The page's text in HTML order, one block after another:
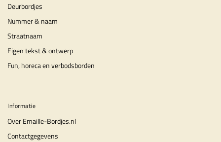
Deurbordjes
Nummer & naam
Straatnaam
Eigen tekst & ontwerp
Fun, horeca en verbodsborden
Informatie
Over Emaille-Bordjes.nl
Contactgegevens